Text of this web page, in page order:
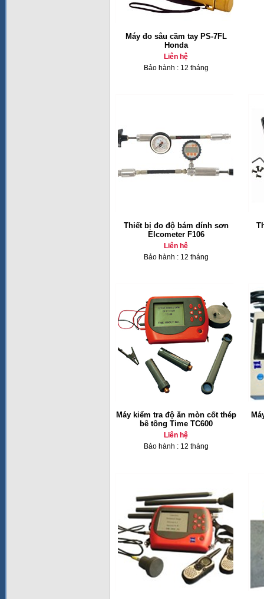
Máy đo sâu cầm tay PS-7FL
Honda
Liên hệ
Bảo hành : 12 tháng
Thiết bị đo độ bám dính sơn
Elcometer F106
Liên hệ
Bảo hành : 12 tháng
Máy kiểm tra độ ăn mòn cốt thép
bê tông Time TC600
Liên hệ
Bảo hành : 12 tháng